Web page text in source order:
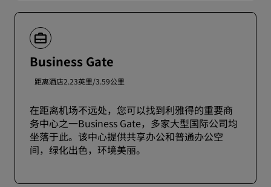
Business Gate
距离酒店2.23英里/3.59公里
在距离机场不远处，您可以找到利雅得的重要商
务中心之一Business Gate，多家大型国际公司均
坐落于此。该中心提供共享办公和普通办公空
间，绿化出色，环境美丽。